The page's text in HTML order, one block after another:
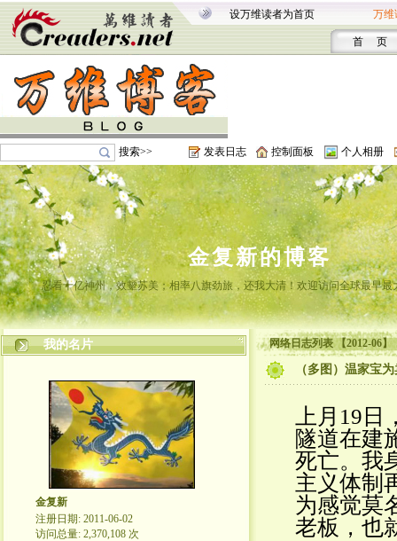
设万维读者为首页 万维
首 页
搜索>> 发表日志 控制面板 个人相册
金复新的博客
忍看十亿神州，效颦苏美；相率八旗劲旅，还我大清！欢迎访问全球最早最
我的名片
金复新
注册日期: 2011-06-02
访问总量: 2,370,108 次
网络日志列表 【2012-06】
（多图）温家宝
上月19
隧道在建
死亡。我
主义体制
为感觉莫
老板，也